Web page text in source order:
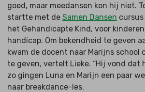
goed, maar meedansen kon hij niet.
startte met de Samen Dansen
het Gehandicapte Kind, voor
handicap. Om bekendheid te geven
kwam de docent naar Marijns school
te geven, vertelt Lieke. “Hij vond dat
zo gingen Luna en Marijn een paar
naar breakdance-les.